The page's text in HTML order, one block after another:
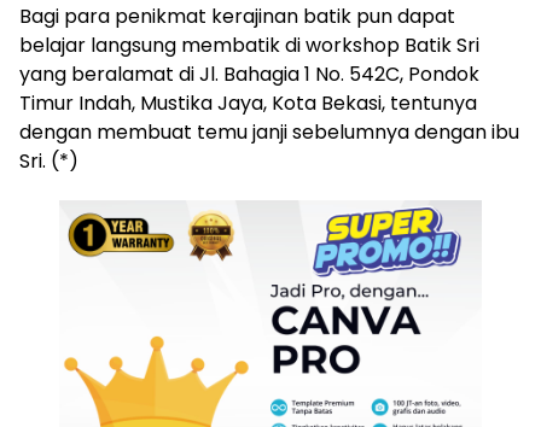
Bagi para penikmat kerajinan batik pun dapat
belajar langsung membatik di workshop Batik Sri
yang beralamat di Jl. Bahagia 1 No. 542C, Pondok
Timur Indah, Mustika Jaya, Kota Bekasi, tentunya
dengan membuat temu janji sebelumnya dengan ibu
Sri. (*)